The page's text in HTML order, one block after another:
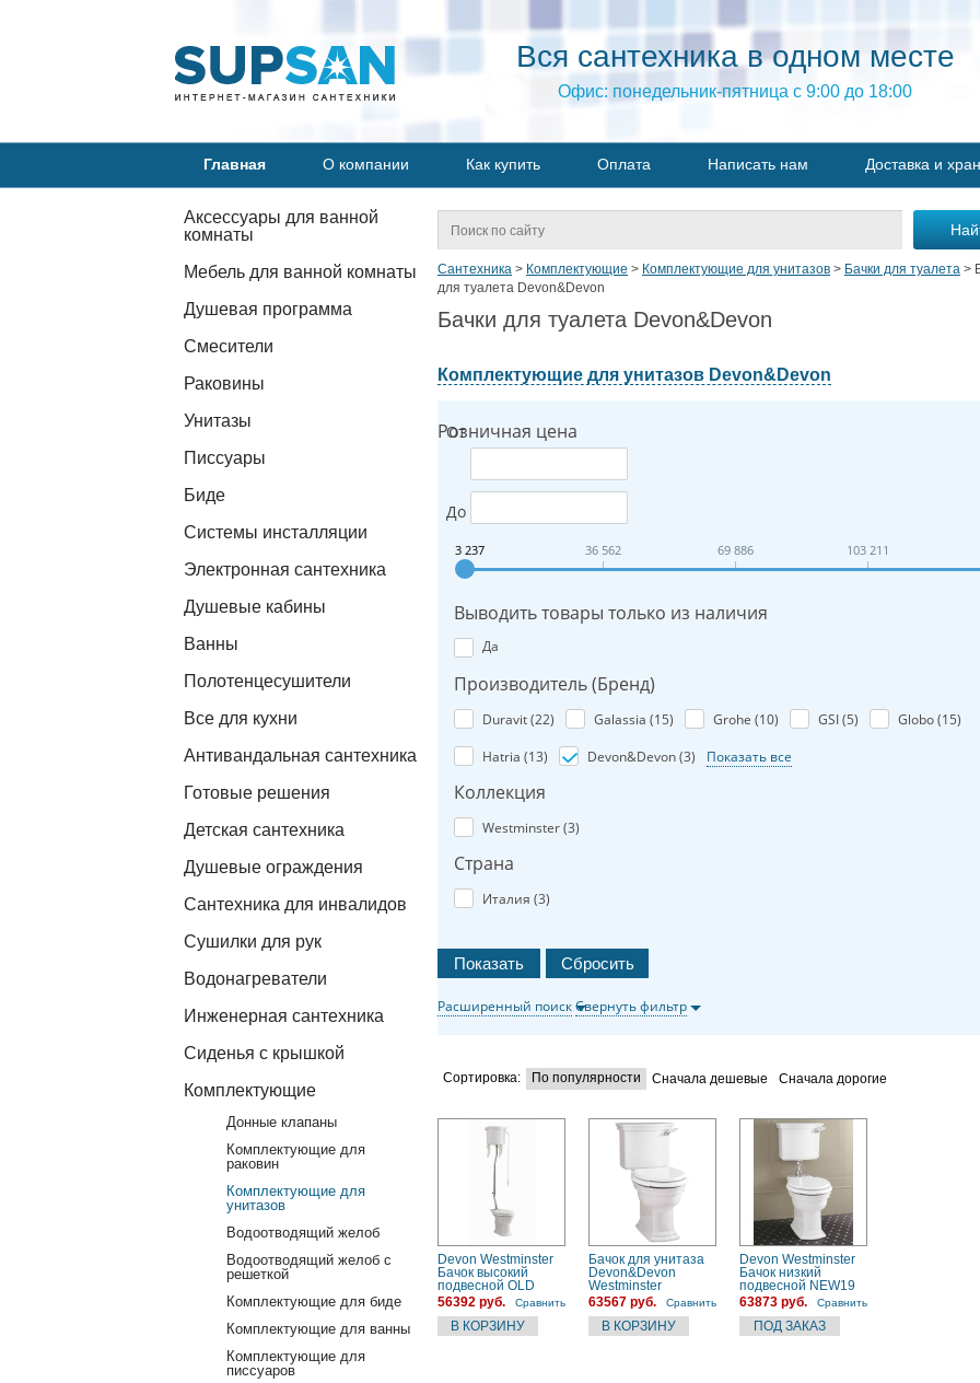
Вся сантехника в одном месте
Офис: понедельник-пятница с 9:00 до 18:00
Главная О компании Как купить Оплата Написать нам Доставка и
Аксессуары для ванной
комнаты
Мебель для ванной комнаты
Душевая программа
Смесители
Раковины
Унитазы
Писсуары
Биде
Системы инсталляции
Электронная сантехника
Душевые кабины
Ванны
Полотенцесушители
Все для кухни
Антивандальная сантехника
Готовые решения
Детская сантехника
Душевые ограждения
Сантехника для инвалидов
Сушилки для рук
Водонагреватели
Инженерная сантехника
Сиденья с крышкой
Комплектующие
Донные клапаны
Комплектующие для
раковин
Комплектующие для
унитазов
Водоотводящий желоб
Водоотводящий желоб с
решеткой
Комплектующие для биде
Комплектующие для ванны
Комплектующие для
писсуаров
Сантехника > Комплектующие > Комплектующие для унитазов > Бачки для туалета >
для туалета Devon&Devon
Бачки для туалета Devon&Devon
Комплектующие для унитазов Devon&Devon
Розничная цена
От
До
3 237 36 562 69 886 103 211
Выводить товары только из наличия
Да
Производитель (Бренд)
Duravit (22) Galassia (15) Grohe (10) GSI (5) Globo (15)
Hatria (13) Devon&Devon (3) Показать все
Коллекция
Westminster (3)
Страна
Италия (3)
Расширенный поискСвернуть фильтр
Сортировка: По популярности Сначала дешевые Сначала дорогие
Devon Westminster
Бачок высокий
подвесной OLD
IBCAWES
56392 руб. Сравнить
Бачок для унитаза
Devon&Devon
Westminster
IBCBWES
63567 руб. Сравнить
Devon Westminster
Бачок низкий
подвесной NEW19
IBCZWES
63873 руб. Сравнить